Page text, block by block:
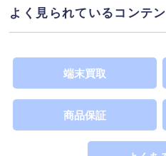
この製品が対応するSIMカ
ます。詳しくはSIMカード
よく見られているコンテ
端末買取
商品保証